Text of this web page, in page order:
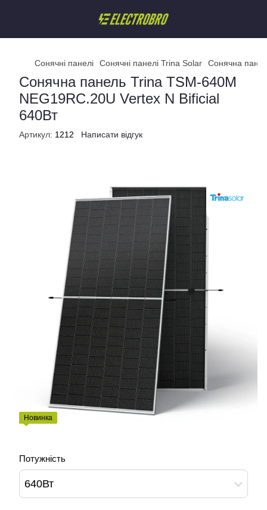
Сонячні панелі Сонячні панелі Trina Solar Сонячна
Сонячна панель Trina TSM-640M
NEG19RC.20U Vertex N Bificial
640Вт
Артикул: 1212 Написати відгук
Новинка
Потужність
640Вт